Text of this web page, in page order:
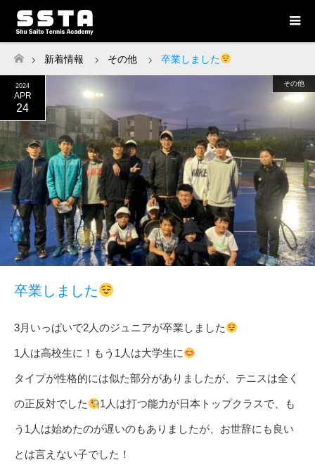
ホーム
新着情報 その他 卒業しました
2024
APR
24
その他
卒業しました
3月いっぱいで2人のジュニアが卒業しました
1人は高校生に！もう1人は大学生に
タイプが性格的には似た部分がありましたが、テニスは全く
の正反対でした 1人は打つ能力が日本トップクラスで、も
う1人は始めたのが遅いのもありましたが、お世辞にも良い
とは言えない子でした！